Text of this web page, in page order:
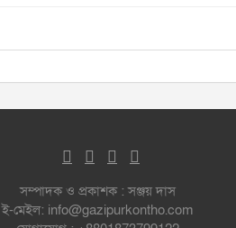
সম্পাদক ও প্রকাশক : সঞ্জয় দাস
ই-মেইল: info@gazipurkontho.com